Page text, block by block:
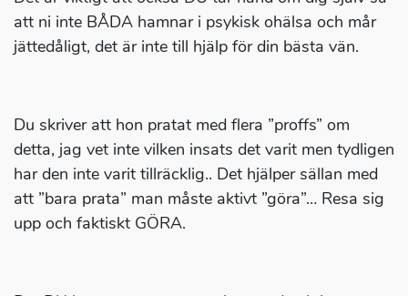
att ni inte BÅDA hamnar i psykisk ohälsa och mår
jättedåligt, det är inte till hjälp för din bästa vän.
Du skriver att hon pratat med flera ”proffs” om
detta, jag vet inte vilken insats det varit men tydligen
har den inte varit tillräcklig.. Det hjälper sällan med
att ”bara prata” man måste aktivt ”göra”… Resa sig
upp och faktiskt GÖRA.